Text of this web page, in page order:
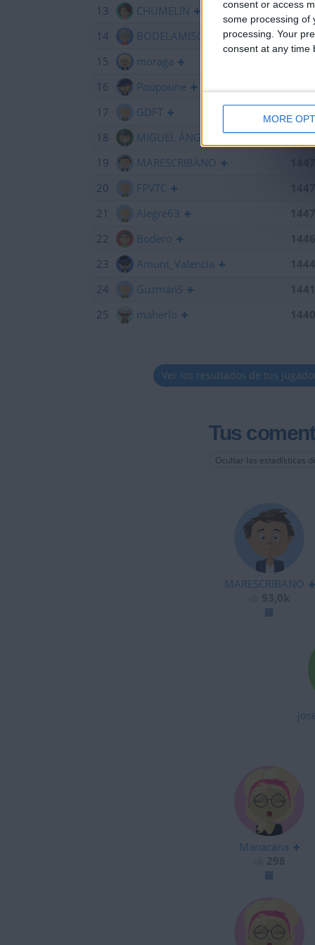
consent or access
some processing of
processing. Your
consent at any time
MORE
13
CHUMELIN
14
BODELAMI50
15
moraga
16
Poupoune
17
GDFT
18
MIGUEL ÁNGEL ALHAMBRA
19
MARESCRIBANO
20
FPVTC
21
Alegre63
22
Bodero
23
Amunt_Valencia
24
GuzmánS
25
maherlo
Ver los resultados de tus
Tus
Ocultar las estadísticas
MARESCRIBANO
Manacana